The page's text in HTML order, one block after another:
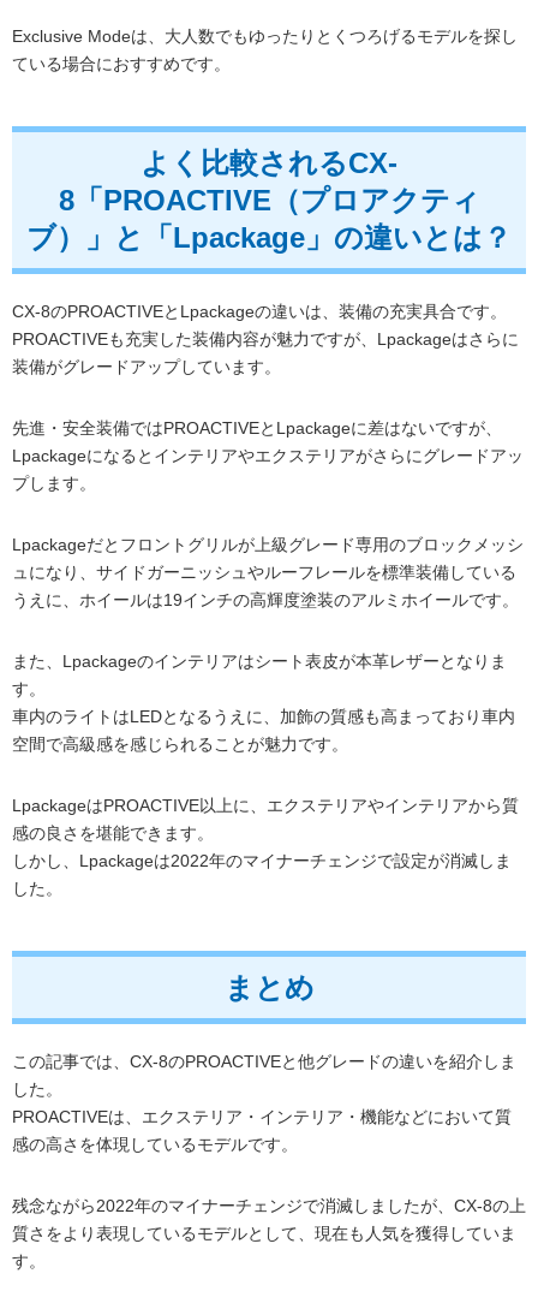
Exclusive Modeは、大人数でもゆったりとくつろげるモデルを探し
ている場合におすすめです。
よく比較されるCX-
8「PROACTIVE（プロアクティ
ブ）」と「Lpackage」の違いとは？
CX-8のPROACTIVEとLpackageの違いは、装備の充実具合です。
PROACTIVEも充実した装備内容が魅力ですが、Lpackageはさらに
装備がグレードアップしています。
先進・安全装備ではPROACTIVEとLpackageに差はないですが、
Lpackageになるとインテリアやエクステリアがさらにグレードアッ
プします。
Lpackageだとフロントグリルが上級グレード専用のブロックメッシ
ュになり、サイドガーニッシュやルーフレールを標準装備している
うえに、ホイールは19インチの高輝度塗装のアルミホイールです。
また、Lpackageのインテリアはシート表皮が本革レザーとなりま
す。
車内のライトはLEDとなるうえに、加飾の質感も高まっており車内
空間で高級感を感じられることが魅力です。
LpackageはPROACTIVE以上に、エクステリアやインテリアから質
感の良さを堪能できます。
しかし、Lpackageは2022年のマイナーチェンジで設定が消滅しま
した。
まとめ
この記事では、CX-8のPROACTIVEと他グレードの違いを紹介しま
した。
PROACTIVEは、エクステリア・インテリア・機能などにおいて質
感の高さを体現しているモデルです。
残念ながら2022年のマイナーチェンジで消滅しましたが、CX-8の上
質さをより表現しているモデルとして、現在も人気を獲得していま
す。